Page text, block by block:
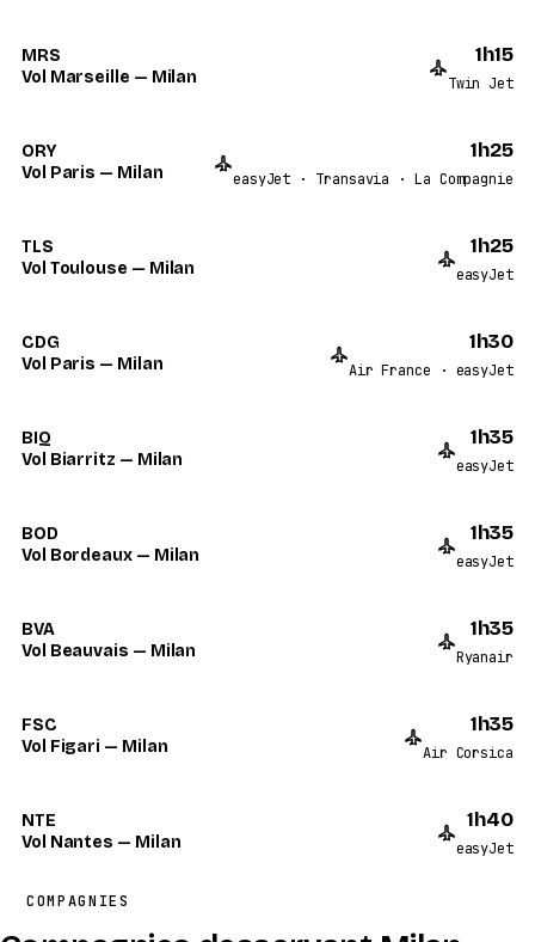
MRS
Vol Marseille — Milan
1h15
Twin Jet
ORY
Vol Paris — Milan
1h25
easyJet · Transavia · La Compagnie
TLS
Vol Toulouse — Milan
1h25
easyJet
CDG
Vol Paris — Milan
1h30
Air France · easyJet
BIQ
Vol Biarritz — Milan
1h35
easyJet
BOD
Vol Bordeaux — Milan
1h35
easyJet
BVA
Vol Beauvais — Milan
1h35
Ryanair
FSC
Vol Figari — Milan
1h35
Air Corsica
NTE
Vol Nantes — Milan
1h40
easyJet
COMPAGNIES